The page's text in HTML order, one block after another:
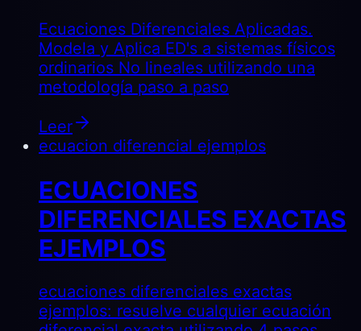
Ecuaciones Diferenciales Aplicadas.
Modela y Aplica ED's a sistemas físicos
ordinarios No lineales utilizando una
metodología paso a paso
Leer
ecuacion diferencial ejemplos
ECUACIONES
DIFERENCIALES EXACTAS
EJEMPLOS
ecuaciones diferenciales exactas
ejemplos: resuelve cualquier ecuación